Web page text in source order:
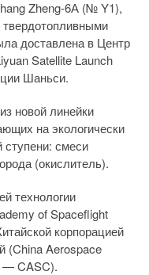
Zheng-6А (№ Y1),
доставлена в Центр
Satellite Launch
Шаньси.
новой линейки
на экологически
ступени: смеси
(окислитель).
технологии
of Spaceflight
корпорацией
(China Aerospace
— CASC).